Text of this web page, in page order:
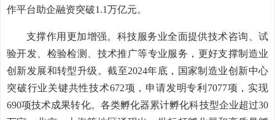
作平台助企融资突破1.1万亿元。
支撑作用更加增强。科技服务业全面提供技术咨询、试
验开发、检验检测、技术推广等专业服务，更好支撑制造业
创新发展和转型升级。截至2024年底，国家制造业创新中心
突破行业关键共性技术672项，申请发明专利7077项，实现
690项技术成果转化。各类孵化器累计孵化科技型企业超过30